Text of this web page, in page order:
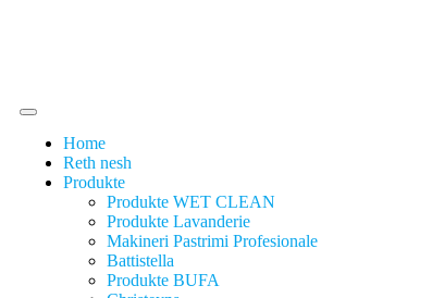
Home
Reth nesh
Produkte
Produkte WET CLEAN
Produkte Lavanderie
Makineri Pastrimi Profesionale
Battistella
Produkte BUFA